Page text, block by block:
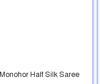
Monohor Half Silk Saree